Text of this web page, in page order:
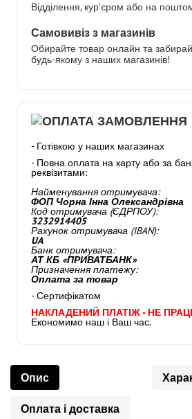
Відділення, кур’єром або на
Самовивіз з магазинів
Обирайте товар онлайн та
будь-якому з наших магазинів!
- Готівкою у наших магазинах
- Повна оплата на карту або за
реквізитами:
Найменування отримувача:
ФОП Чорна Інна Олександрівна
Код отримувача (ЄДРПОУ):
3232914405
Рахунок отримувача (IBAN):
UA
Банк отримувача:
АТ КБ «ПРИВАТБАНК»
Призначення платежу:
Оплата за товар
- Сертифікатом
НАКЛАДЕНИЙ ПЛАТІЖ - НЕ
Економимо наш і Ваш час.
Опис
Оплата і доставка